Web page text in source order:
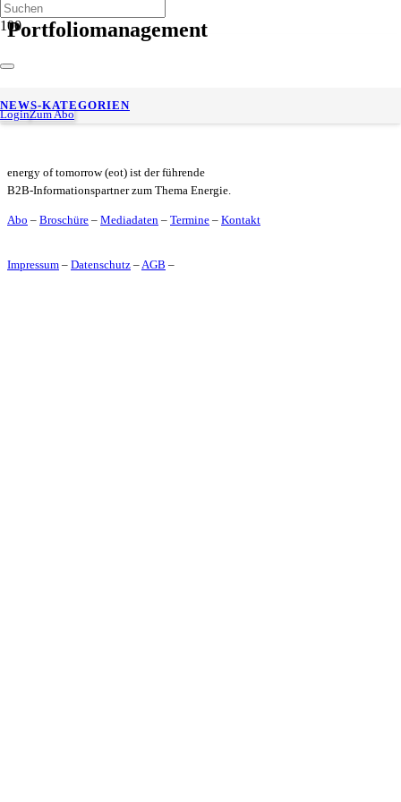
LoginZum Abo
NEWS-KATEGORIEN
Portfoliomanagement
goldgas: Dr. Lukas Krüger übernimmt kaufmännische
Geschäftsführung
energy of tomorrow (eot) ist der führende
B2B-Informationspartner zum Thema Energie.
Abo – Broschüre – Mediadaten – Termine – Kontakt
Impressum – Datenschutz –AGB –